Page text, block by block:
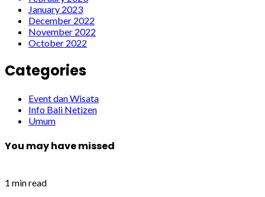
January 2023
December 2022
November 2022
October 2022
Categories
Event dan Wisata
Info Bali Netizen
Umum
You may have missed
1 min read